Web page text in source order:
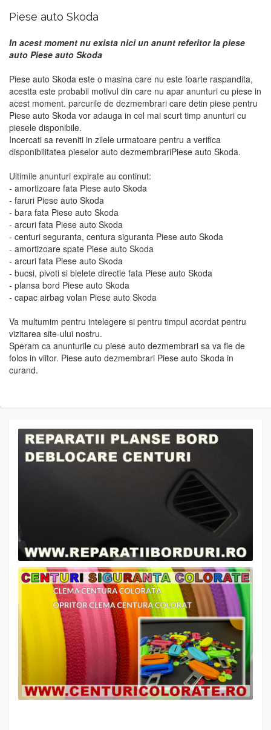
Piese auto Skoda
In acest moment nu exista nici un anunt referitor la piese
auto Piese auto Skoda
Piese auto Skoda este o masina care nu este foarte raspandita,
acestta este probabil motivul din care nu apar anunturi cu piese in
acest moment. parcurile de dezmembrari care detin piese pentru
Piese auto Skoda vor adauga in cel mai scurt timp anunturi cu
piesele disponibile.
Incercati sa reveniti in zilele urmatoare pentru a verifica
disponibilitatea pieselor auto dezmembrariPiese auto Skoda.
Ultimile anunturi expirate au continut:
- amortizoare fata Piese auto Skoda
- faruri Piese auto Skoda
- bara fata Piese auto Skoda
- arcuri fata Piese auto Skoda
- centuri seguranta, centura siguranta Piese auto Skoda
- amortizoare spate Piese auto Skoda
- arcuri fata Piese auto Skoda
- bucsi, pivoti si bielete directie fata Piese auto Skoda
- plansa bord Piese auto Skoda
- capac airbag volan Piese auto Skoda
Va multumim pentru intelegere si pentru timpul acordat pentru
vizitarea site-ului nostru.
Speram ca anunturile cu piese auto dezmembrari sa va fie de
folos in viitor. Piese auto dezmembrari Piese auto Skoda in
curand.